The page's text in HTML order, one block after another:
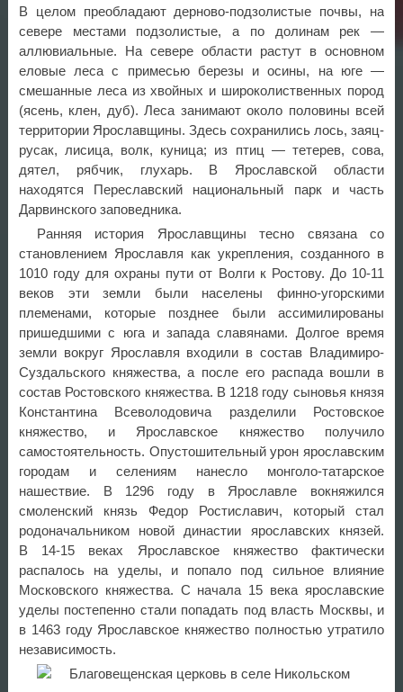
В целом преобладают дерново-подзолистые почвы, на
севере местами подзолистые, а по долинам рек —
аллювиальные. На севере области растут в основном
еловые леса с примесью березы и осины, на юге —
смешанные леса из хвойных и широколиственных пород
(ясень, клен, дуб). Леса занимают около половины всей
территории Ярославщины. Здесь сохранились лось, заяц-
русак, лисица, волк, куница; из птиц — тетерев, сова,
дятел, рябчик, глухарь. В Ярославской области
находятся Переславский национальный парк и часть
Дарвинского заповедника.
Ранняя история Ярославщины тесно связана со
становлением Ярославля как укрепления, созданного в
1010 году для охраны пути от Волги к Ростову. До 10-11
веков эти земли были населены финно-угорскими
племенами, которые позднее были ассимилированы
пришедшими с юга и запада славянами. Долгое время
земли вокруг Ярославля входили в состав Владимиро-
Суздальского княжества, а после его распада вошли в
состав Ростовского княжества. В 1218 году сыновья князя
Константина Всеволодовича разделили Ростовское
княжество, и Ярославское княжество получило
самостоятельность. Опустошительный урон ярославским
городам и селениям нанесло монголо-татарское
нашествие. В 1296 году в Ярославле вокняжился
смоленский князь Федор Ростиславич, который стал
родоначальником новой династии ярославских князей.
В 14-15 веках Ярославское княжество фактически
распалось на уделы, и попало под сильное влияние
Московского княжества. С начала 15 века ярославские
уделы постепенно стали попадать под власть Москвы, и
в 1463 году Ярославское княжество полностью утратило
независимость.